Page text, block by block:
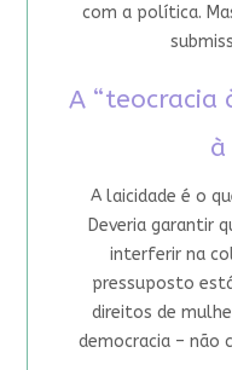
com a política.
A “teocracia
à
A laicidade é o
Deveria garantir
interferir na
pressuposto
direitos de
democracia – não